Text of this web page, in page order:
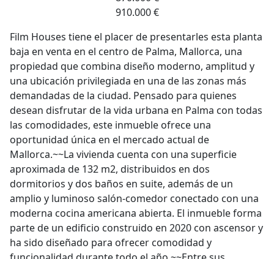
910.000 €
Film Houses tiene el placer de presentarles esta planta
baja en venta en el centro de Palma, Mallorca, una
propiedad que combina diseño moderno, amplitud y
una ubicación privilegiada en una de las zonas más
demandadas de la ciudad. Pensado para quienes
desean disfrutar de la vida urbana en Palma con todas
las comodidades, este inmueble ofrece una
oportunidad única en el mercado actual de
Mallorca.~~La vivienda cuenta con una superficie
aproximada de 132 m2, distribuidos en dos
dormitorios y dos baños en suite, además de un
amplio y luminoso salón-comedor conectado con una
moderna cocina americana abierta. El inmueble forma
parte de un edificio construido en 2020 con ascensor y
ha sido diseñado para ofrecer comodidad y